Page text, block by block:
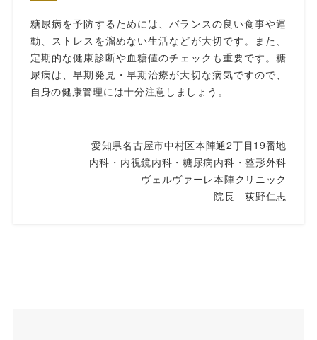
糖尿病を予防するためには、バランスの良い食事や運
動、ストレスを溜めない生活などが大切です。また、
定期的な健康診断や血糖値のチェックも重要です。糖
尿病は、早期発見・早期治療が大切な病気ですので、
自身の健康管理には十分注意しましょう。
愛知県名古屋市中村区本陣通2丁目19番地
内科・内視鏡内科・糖尿病内科・整形外科
ヴェルヴァーレ本陣クリニック
院長 荻野仁志